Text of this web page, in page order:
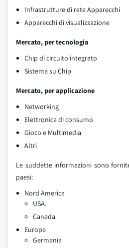
Infrastrutture di rete Apparecchi
Apparecchi di visualizzazione
Mercato, per tecnologia
Chip di circuito integrato
Sistema su Chip
Mercato, per applicazione
Networking
Elettronica di consumo
Gioco e Multimedia
Altri
Le suddette informazioni sono
paesi:
Nord America
USA.
Canada
Europa
Germania